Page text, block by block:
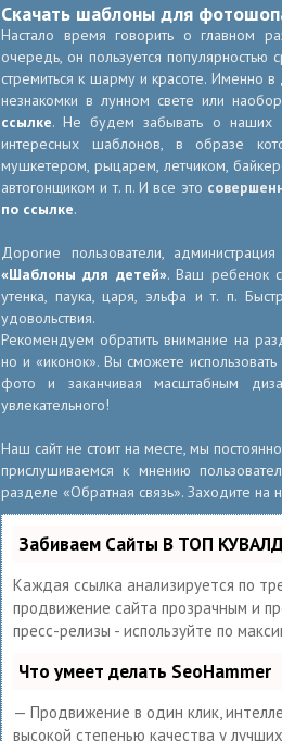
Скачать шаблоны для
Настало время говорить о главном
очередь, он пользуется
стремиться к шарму и красоте. Именно
незнакомки в лунном свете или
ссылке. Не будем забывать о наших
интересных шаблонов, в образе
мушкетером, рыцарем, летчиком,
автогонщиком и т. п. И все это
по ссылке.
Дорогие пользователи,
«Шаблоны для детей». Ваш ребенок
утенка, паука, царя, эльфа и т. п.
удовольствия.
Рекомендуем обратить внимание на
но и «иконок». Вы сможете
фото и заканчивая масштабным
увлекательного!
Наш сайт не стоит на месте, мы
прислушиваемся к мнению
разделе «Обратная связь». Заходите на
Забиваем Сайты В ТОП
Каждая ссылка анализируется по
продвижение сайта прозрачным и
пресс-релизы - используйте по
Что умеет делать SeoHammer
— Продвижение в один клик,
высокой степенью качества у